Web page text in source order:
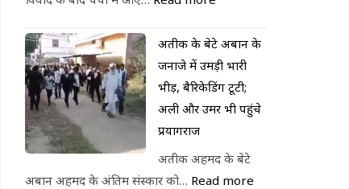
अतीक के बेटे अबान के
जनाजे में उमड़ी भारी
भीड़, बैरिकेडिंग टूटी;
अली और उमर भी पहुंचे
प्रयागराज
अतीक अहमद के बेटे
अबान अहमद के अंतिम संस्कार को… Read more